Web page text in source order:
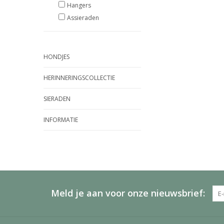
Hangers
Assieraden
HONDJES
HERINNERINGSCOLLECTIE
SIERADEN
INFORMATIE
Meld je aan voor onze nieuwsbrief: